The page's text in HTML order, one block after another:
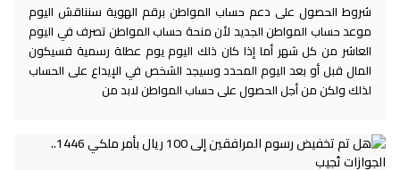
شروط الحصول على دعم حساب المواطن برقم الهوية سنناقش اليوم
موعد حساب المواطن الجديد لأن منحة حساب المواطن تصرف في اليوم
العاشر من كل شهر أما إذا كان ذلك اليوم يوم عطلة رسمية فسيكون
المال قبل أو بعد اليوم المحدد وسيجد الشخص في الإيداع على الحساب
لذلك ولكن من أجل الحصول على حساب المواطن لابد من